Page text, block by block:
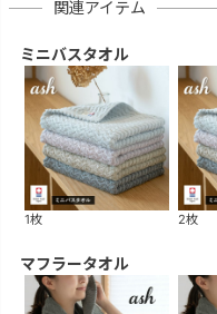
関連アイテム
ミニバスタオル
1枚 2枚
マフラータオル